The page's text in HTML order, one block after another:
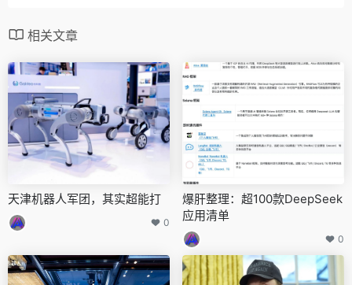
相关文章
天津机器人军团，其实超能打
0
爆肝整理：超100款DeepSeek
应用清单
0